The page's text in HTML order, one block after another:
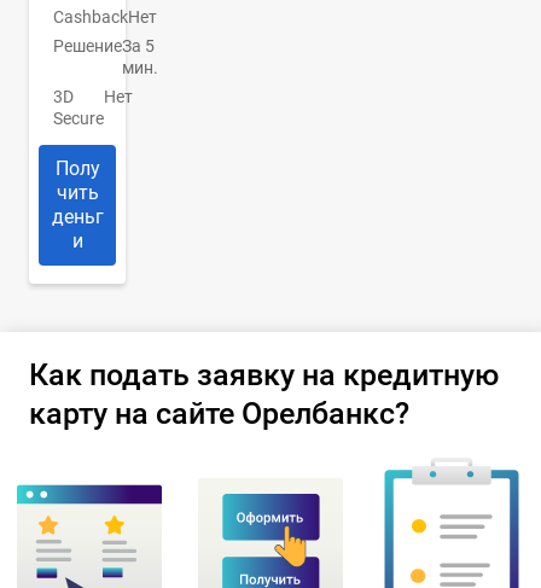
CashbackНет
РешениеЗа 5
мин.
3D
Secure
Нет
Полу
чить
деньг
и
Как подать заявку на кредитную
карту на сайте Орелбанкс?